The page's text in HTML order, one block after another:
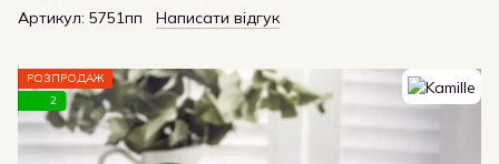
Артикул: 5751пп Написати відгук
РОЗПРОДАЖ
2